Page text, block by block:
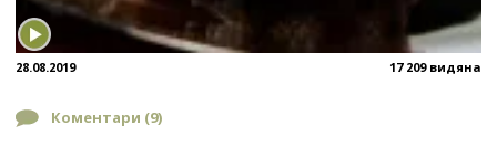
28.08.2019 17 209 видяна
Коментари (9)